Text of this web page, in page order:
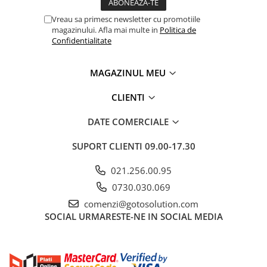
Vreau sa primesc newsletter cu promotiile
magazinului. Afla mai multe in Politica de
Confidentialitate
MAGAZINUL MEU
CLIENTI
DATE COMERCIALE
SUPORT CLIENTI 09.00-17.30
021.256.00.95
0730.030.069
comenzi@gotosolution.com
SOCIAL URMARESTE-NE IN SOCIAL MEDIA